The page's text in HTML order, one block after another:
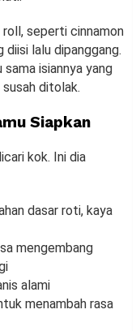
seperti cinnamon
lalu dipanggang.
isiannya yang
susah ditolak.
Siapkan
kok. Ini dia
dasar roti, kaya
mengembang
alami
menambah rasa